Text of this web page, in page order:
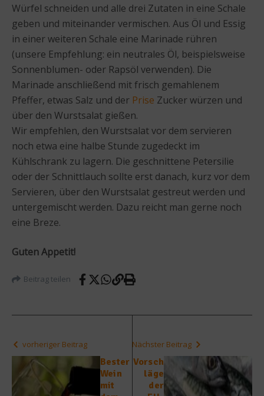
Würfel schneiden und alle drei Zutaten in eine Schale
geben und miteinander vermischen. Aus Öl und Essig
in einer weiteren Schale eine Marinade rühren
(unsere Empfehlung: ein neutrales Öl, beispielsweise
Sonnenblumen- oder Rapsöl verwenden). Die
Marinade anschließend mit frisch gemahlenem
Pfeffer, etwas Salz und der Prise Zucker würzen und
über den Wurstsalat gießen.
Wir empfehlen, den Wurstsalat vor dem servieren
noch etwa eine halbe Stunde zugedeckt im
Kühlschrank zu lagern. Die geschnittene Petersilie
oder der Schnittlauch sollte erst danach, kurz vor dem
Servieren, über den Wurstsalat gestreut werden und
untergemischt werden. Dazu reicht man gerne noch
eine Breze.
Guten Appetit!
Beitrag teilen
vorheriger Beitrag
Bester
Wein
mit
Nächster Beitrag
Vorsch
läge
der